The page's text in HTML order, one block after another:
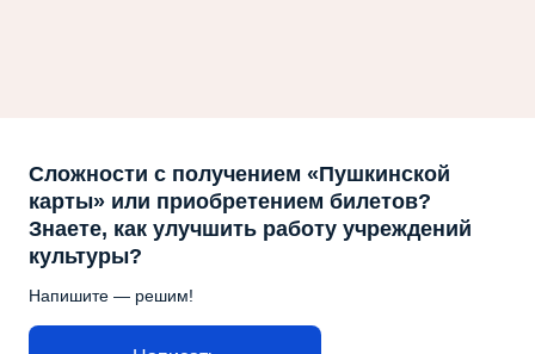
Сложности с получением «Пушкинской
карты» или приобретением билетов?
Знаете, как улучшить работу учреждений
культуры?
Напишите — решим!